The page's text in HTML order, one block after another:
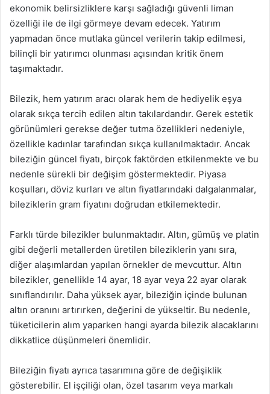
ekonomik belirsizliklere karşı sağladığı güvenli liman
özelliği ile de ilgi görmeye devam edecek. Yatırım
yapmadan önce mutlaka güncel verilerin takip edilmesi,
bilinçli bir yatırımcı olunması açısından kritik önem
taşımaktadır.
Bilezik, hem yatırım aracı olarak hem de hediyelik eşya
olarak sıkça tercih edilen altın takılardandır. Gerek estetik
görünümleri gerekse değer tutma özellikleri nedeniyle,
özellikle kadınlar tarafından sıkça kullanılmaktadır. Ancak
bileziğin güncel fiyatı, birçok faktörden etkilenmekte ve bu
nedenle sürekli bir değişim göstermektedir. Piyasa
koşulları, döviz kurları ve altın fiyatlarındaki dalgalanmalar,
bileziklerin gram fiyatını doğrudan etkilemektedir.
Farklı türde bilezikler bulunmaktadır. Altın, gümüş ve platin
gibi değerli metallerden üretilen bileziklerin yanı sıra,
diğer alaşımlardan yapılan örnekler de mevcuttur. Altın
bilezikler, genellikle 14 ayar, 18 ayar veya 22 ayar olarak
sınıflandırılır. Daha yüksek ayar, bileziğin içinde bulunan
altın oranını artırırken, değerini de yükseltir. Bu nedenle,
tüketicilerin alım yaparken hangi ayarda bilezik alacaklarını
dikkatlice düşünmeleri önemlidir.
Bileziğin fiyatı ayrıca tasarımına göre de değişiklik
gösterebilir. El işçiliği olan, özel tasarım veya markalı